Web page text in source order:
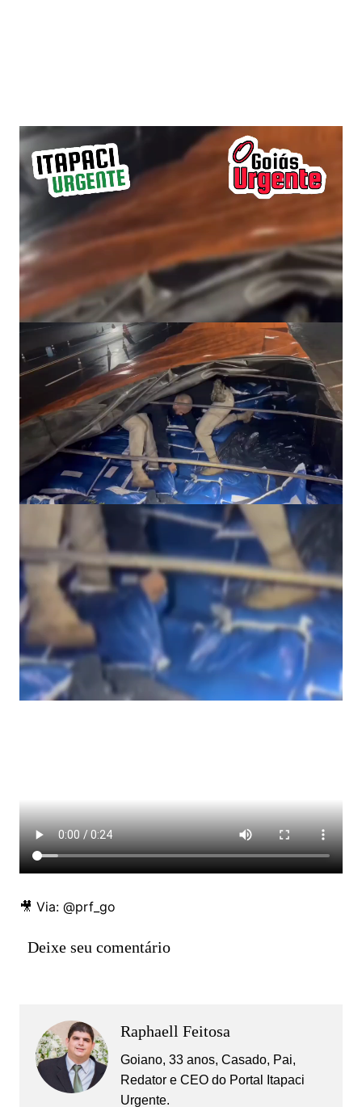
🎥 Via: @prf_go
Deixe seu comentário
Raphaell Feitosa
Goiano, 33 anos, Casado, Pai,
Redator e CEO do Portal Itapaci
Urgente.